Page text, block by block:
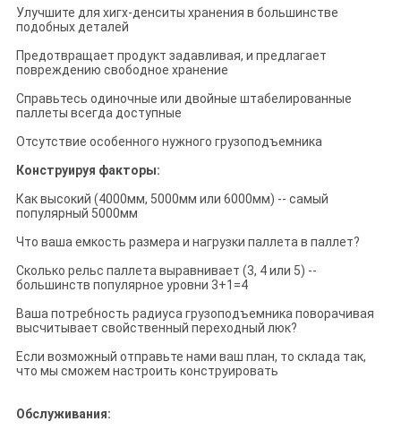
Улучшите для хигх-денситы хранения в большинстве
подобных деталей
Предотвращает продукт задавливая, и предлагает
повреждению свободное хранение
Справьтесь одиночные или двойные штабелированные
паллеты всегда доступные
Отсутствие особенного нужного грузоподъемника
Конструируя факторы:
Как высокий (4000мм, 5000мм или 6000мм) -- самый
популярный 5000мм
Что ваша емкость размера и нагрузки паллета в паллет?
Сколько рельс паллета выравнивает (3, 4 или 5) --
большинств популярное уровни 3+1=4
Ваша потребность радиуса грузоподъемника поворачивая
высчитывает свойственный переходный люк?
Если возможный отправьте нами ваш план, то склада так,
что мы сможем настроить конструировать
Обслуживания: